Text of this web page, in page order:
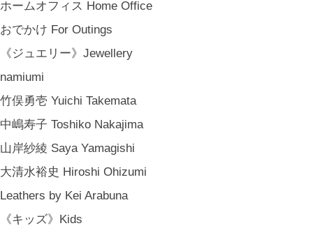
ホームオフィス Home Office
おでかけ For Outings
《ジュエリー》Jewellery
namiumi
竹俣勇壱 Yuichi Takemata
中嶋寿子 Toshiko Nakajima
山岸紗綾 Saya Yamagishi
大清水裕史 Hiroshi Ohizumi
Leathers by Kei Arabuna
《キッズ》Kids